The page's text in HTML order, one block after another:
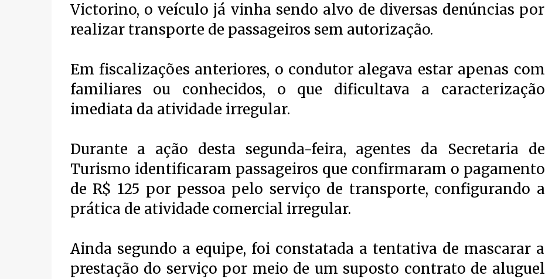
Victorino, o veículo já vinha sendo alvo de diversas denúncias por
realizar transporte de passageiros sem autorização.
Em fiscalizações anteriores, o condutor alegava estar apenas com
familiares ou conhecidos, o que dificultava a caracterização
imediata da atividade irregular.
Durante a ação desta segunda-feira, agentes da Secretaria de
Turismo identificaram passageiros que confirmaram o pagamento
de R$ 125 por pessoa pelo serviço de transporte, configurando a
prática de atividade comercial irregular.
Ainda segundo a equipe, foi constatada a tentativa de mascarar a
prestação do serviço por meio de um suposto contrato de aluguel